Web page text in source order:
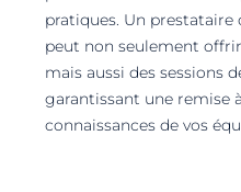
pratiques. Un
peut non seulement
mais aussi des sessions
garantissant une remise
connaissances de vos